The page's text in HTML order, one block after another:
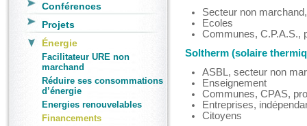
Conférences
Projets
Énergie
Facilitateur URE non
marchand
Réduire ses consommations
d’énergie
Energies renouvelables
Financements
Secteur non
Ecoles
Communes, C.P.A.S.,
Soltherm (solaire
ASBL, secteur non
Enseignement
Communes, CPAS,
Entreprises,
Citoyens